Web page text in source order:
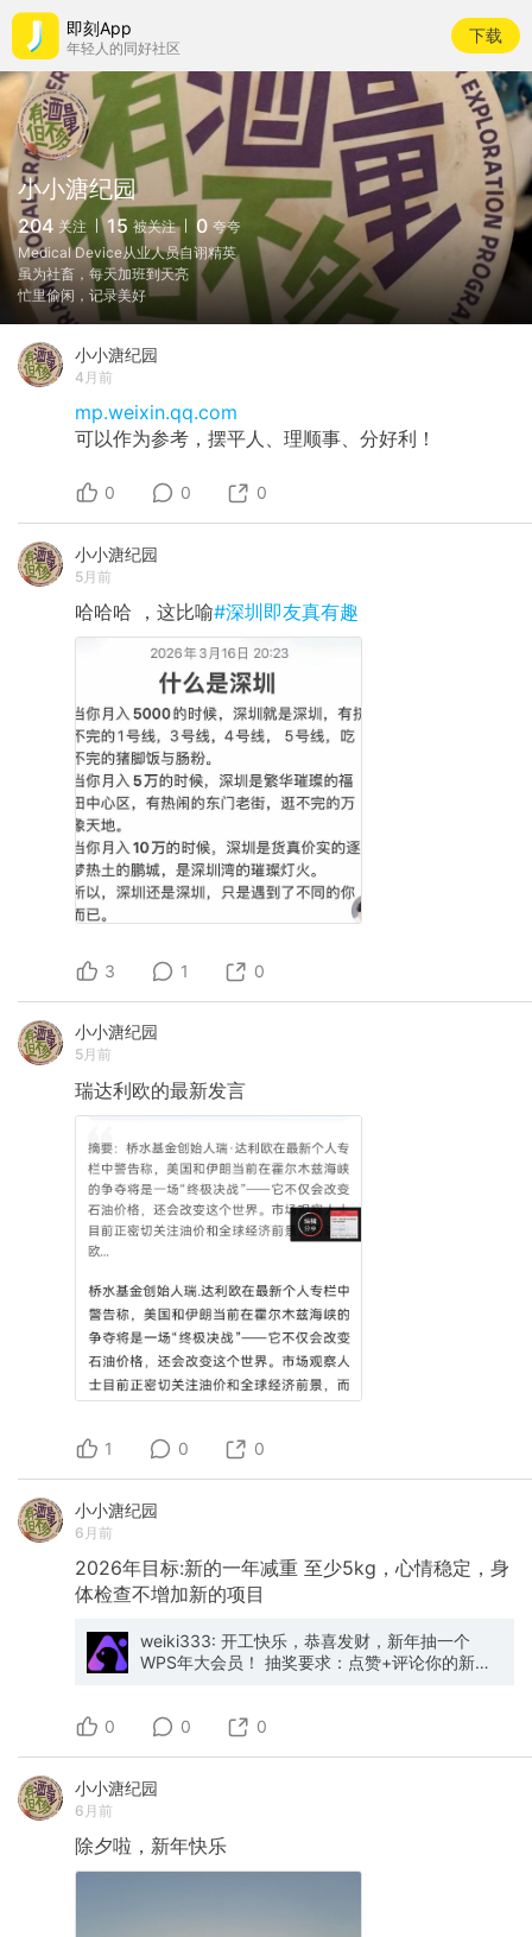
即刻App
年轻人的同好社区
下载
小小溏纪园
204 关注 15 被关注 0 夸夸
Medical Device从业人员自诩精英
虽为社畜，每天加班到天亮
忙里偷闲，记录美好
小小溏纪园
4月前
mp.weixin.qq.com
可以作为参考，摆平人、理顺事、分好利！
0 0 0
小小溏纪园
5月前
哈哈哈 ，这比喻#深圳即友真有趣
3 1 0
小小溏纪园
5月前
瑞达利欧的最新发言
1 0 0
小小溏纪园
6月前
2026年目标:新的一年减重 至少5kg，心情稳定，身
体检查不增加新的项目
weiki333: 开工快乐，恭喜发财，新年抽一个
WPS年大会员！ 抽奖要求：点赞+评论你的新年
0 0 0
小小溏纪园
6月前
除夕啦，新年快乐